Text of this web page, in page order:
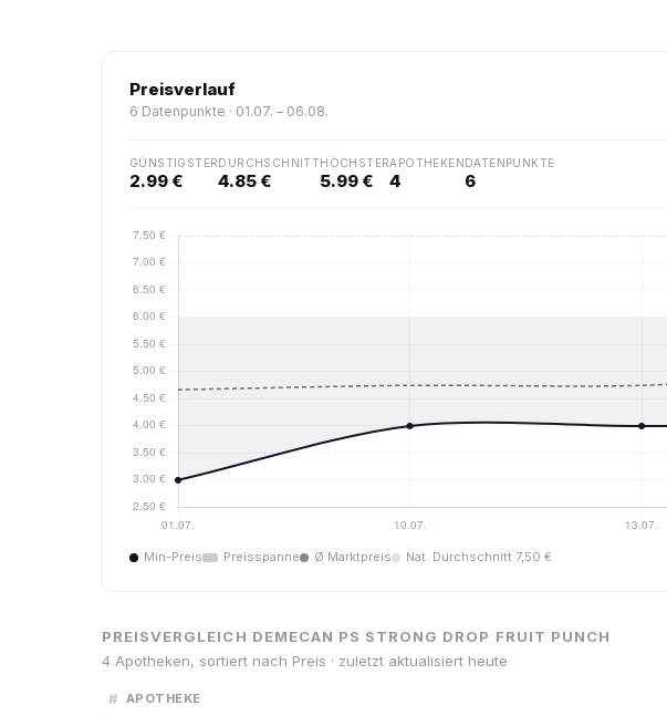
Preisverlauf
6 Datenpunkte · 01.07. – 06.08.
GÜNSTIGSTER
2.99 €
DURCHSCHNITT
4.85 €
HÖCHSTER
5.99 €
APOTHEKEN
4
DATENPUNKTE
6
Min-Preis Preisspanne Ø Marktpreis Nat. Durchschnitt 7,50 €
PREISVERGLEICH DEMECAN PS STRONG DROP FRUIT PUNCH
4 Apotheken, sortiert nach Preis · zuletzt aktualisiert heute
# APOTHEKE